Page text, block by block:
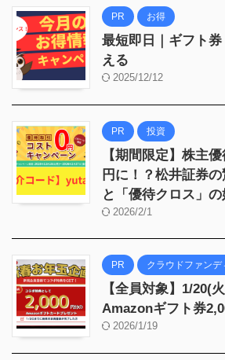
PR お得
最短即日｜ギフト
える
2025/12/12
PR 投資
【期間限定】株主
円に！？松井証券
と「優待クロス」
2026/2/1
PR クラウドファンデ
【全員対象】1/20(
Amazonギフト券
2026/1/19